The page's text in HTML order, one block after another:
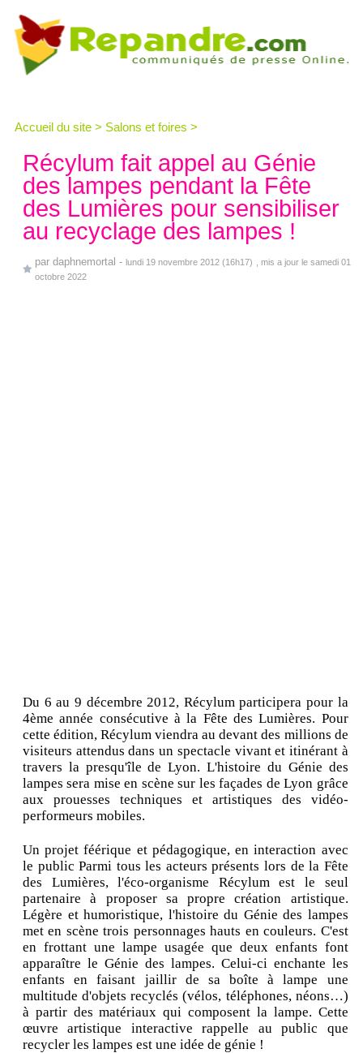
Accueil du site > Salons et foires >
Récylum fait appel au Génie
des lampes pendant la Fête
des Lumières pour sensibiliser
au recyclage des lampes !
par daphnemortal - lundi 19 novembre 2012 (16h17)
, mis a jour le samedi 01
octobre 2022
Du 6 au 9 décembre 2012, Récylum participera pour la
4ème année consécutive à la Fête des Lumières. Pour
cette édition, Récylum viendra au devant des millions de
visiteurs attendus dans un spectacle vivant et itinérant à
travers la presqu'île de Lyon. L'histoire du Génie des
lampes sera mise en scène sur les façades de Lyon grâce
aux prouesses techniques et artistiques des vidéo-
performeurs mobiles.
Un projet féérique et pédagogique, en interaction avec
le public Parmi tous les acteurs présents lors de la Fête
des Lumières, l'éco-organisme Récylum est le seul
partenaire à proposer sa propre création artistique.
Légère et humoristique, l'histoire du Génie des lampes
met en scène trois personnages hauts en couleurs. C'est
en frottant une lampe usagée que deux enfants font
apparaître le Génie des lampes. Celui-ci enchante les
enfants en faisant jaillir de sa boîte à lampe une
multitude d'objets recyclés (vélos, téléphones, néons…)
à partir des matériaux qui composent la lampe. Cette
œuvre artistique interactive rappelle au public que
recycler les lampes est une idée de génie !